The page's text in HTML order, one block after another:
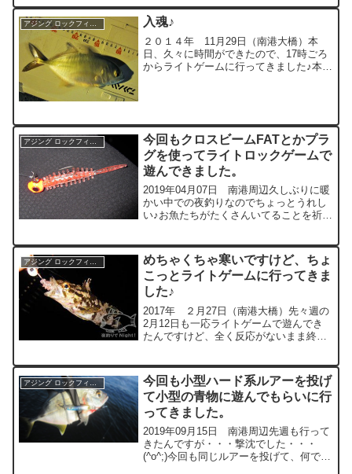
てみると・・・いきなりラインを引き込
む当たりが♪ち...
アジング ロックフィッシュ 入魂♪
２０１４年 11月29日（南港大橋）本
日、久々に時間ができたので、17時ごろ
からライトゲームに行ってきました♪本日
アジング ロックフィッシュ
今回もクロスビームFATとかプラ
グを使ってライトロックゲームで
遊んできました。
2019年04月07日 南港周辺久しぶりに暖
かい中での夜釣りなのでちょっとうれし
い♪お魚たちがたくさんいてることを祈る
ン！やっぱりおチヌ様がバイトしてきた
が・・・フ...
アジング ロックフィッシュ
めちゃくちゃ寒いですけど、ちょ
こっとライトゲームに行ってきま
した♪
2017年 ２月27日（南港大橋）先々週の
2月12日も一応ライトゲームで遊んでき
たんですけど、全く反応がないまま終了
れる」 or 「全く遊んでくれない」パター
ンだ...
今回も小型ハード系ルアーを投げ
て小型の青物に遊んでもらいに行
ってきました。
2019年09月15日 南港周辺先週も行って
きたんですが・・・撃沈でした・・・
(^o^;)今回も同じルアーを投げて、何で釣